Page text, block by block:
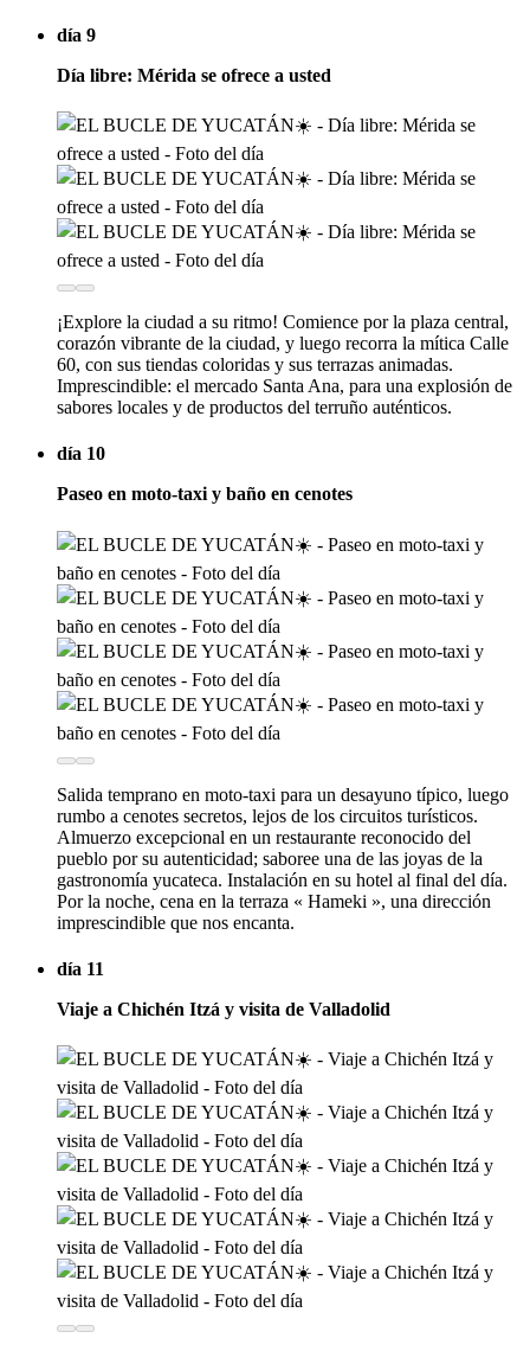
día 9
Día libre: Mérida se ofrece a usted
¡Explore la ciudad a su ritmo! Comience por la plaza central,
corazón vibrante de la ciudad, y luego recorra la mítica Calle
60, con sus tiendas coloridas y sus terrazas animadas.
Imprescindible: el mercado Santa Ana, para una explosión de
sabores locales y de productos del terruño auténticos.
día 10
Paseo en moto-taxi y baño en cenotes
Salida temprano en moto-taxi para un desayuno típico, luego
rumbo a cenotes secretos, lejos de los circuitos turísticos.
Almuerzo excepcional en un restaurante reconocido del
pueblo por su autenticidad; saboree una de las joyas de la
gastronomía yucateca. Instalación en su hotel al final del día.
Por la noche, cena en la terraza « Hameki », una dirección
imprescindible que nos encanta.
día 11
Viaje a Chichén Itzá y visita de Valladolid